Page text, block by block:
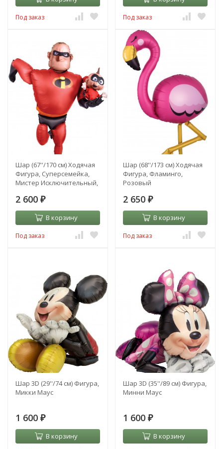
Под заказ Под заказ
Шар (67''/170 см) Ходячая
Фигура, Суперсемейка,
Мистер Исключительный,
2 600 ₽
В корзину
Под заказ
Шар (68''/173 см) Ходячая
Фигура, Фламинго,
Розовый
2 650 ₽
В корзину
Под заказ
Шар 3D (29''/74 см) Фигура,
Микки Маус
1 600 ₽
В корзину
Шар 3D (35''/89 см) Фигура,
Минни Маус
1 600 ₽
В корзину